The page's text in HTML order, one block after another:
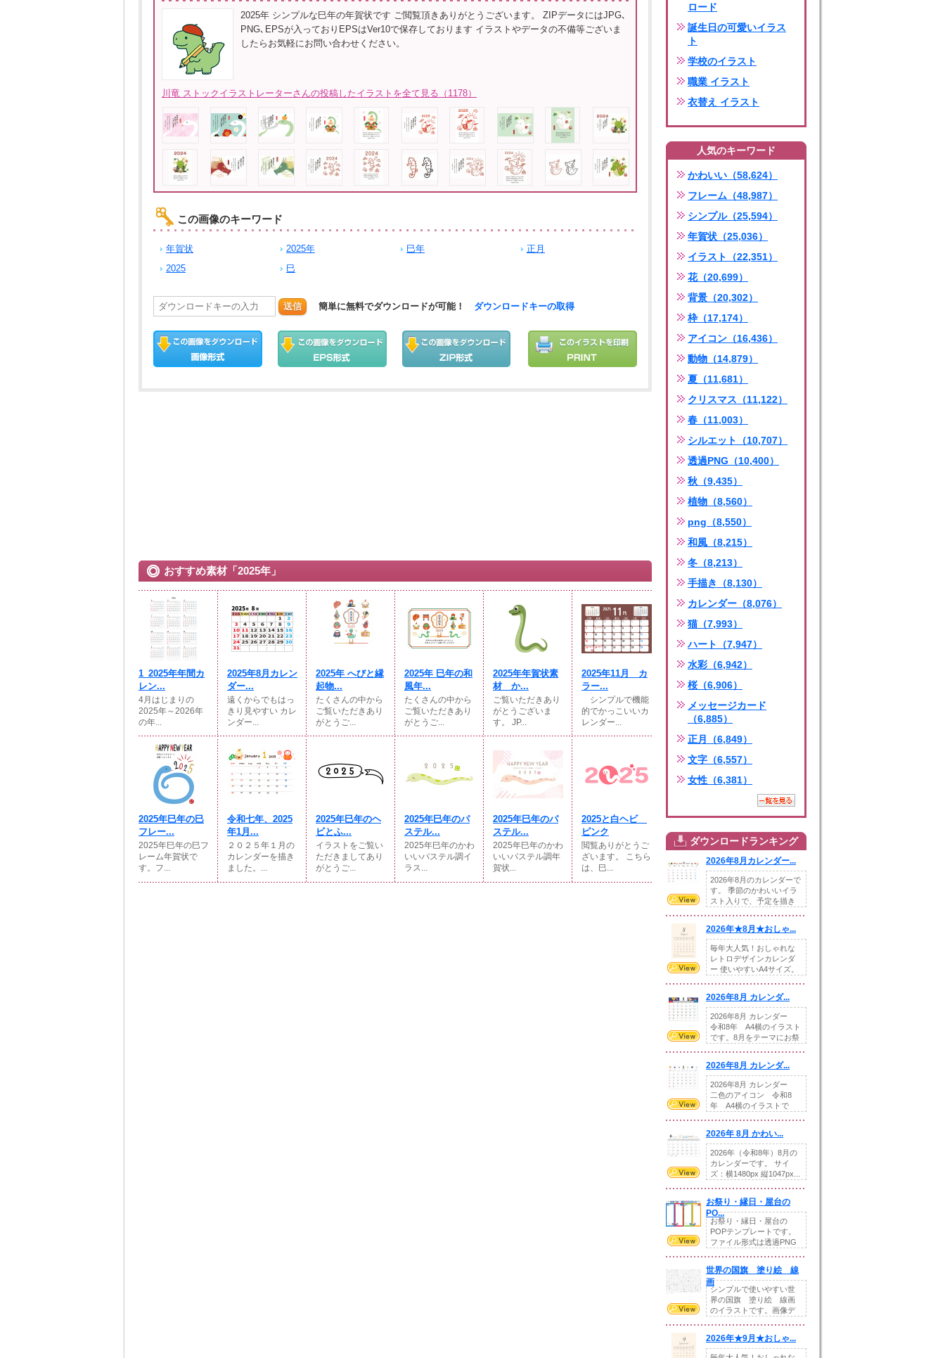
2025年 シンプルな巳年の年賀状です ご閲覧頂きありがとうございます。 ZIPデータにはJPG､
PNG､EPSが入っておりEPSはVer10で保存しております イラストやデータの不備等ございま
したらお気軽にお問い合わせください。
川竜 ストックイラストレーターさんの投稿したイラストを全て見る（1178）
この画像のキーワード
年賀状 2025年 巳年
正月
2025
巳
送信 簡単に無料でダウンロードが可能！ ダウンロードキーの取得
おすすめ素材「2025年」
1_2025年年間カ
レン...
4月はじまりの
2025年～2026年
の年...
2025年8月カレン
ダー...
遠くからでもはっ
きり見やすい カレ
ンダー...
2025年 へびと縁
起物...
たくさんの中から
ご覧いただきあり
がとうご...
2025年 巳年の和
風年...
たくさんの中から
ご覧いただきあり
がとうご...
2025年年賀状素
材 か...
ご覧いただきあり
がとうございま
す。 JP...
2025年11月 カ
ラー...
シンプルで機能
的でかっこいいカ
レンダー...
2025年巳年の巳
フレー...
2025年巳年の巳フ
レーム年賀状で
す。フ...
令和七年、2025
年1月...
２０２５年１月の
カレンダーを描き
ました。...
2025年巳年のヘ
ビとふ...
イラストをご覧い
ただきましてあり
がとうご...
2025年巳年のパ
ステル...
2025年巳年のかわ
いいパステル調イ
ラス...
2025年巳年のパ
ステル...
2025年巳年のかわ
いいパステル調年
賀状...
2025と白ヘビ
ピンク
閲覧ありがとうご
ざいます。 こちら
は、巳...
ロード
誕生日の可愛いイラス
ト
学校のイラスト
職業 イラスト
衣替え イラスト
人気のキーワード
かわいい（58,624）
フレーム（48,987）
シンプル（25,594）
年賀状（25,036）
イラスト（22,351）
花（20,699）
背景（20,302）
枠（17,174）
アイコン（16,436）
動物（14,879）
夏（11,681）
クリスマス（11,122）
春（11,003）
シルエット（10,707）
透過PNG（10,400）
秋（9,435）
植物（8,560）
png（8,550）
和風（8,215）
冬（8,213）
手描き（8,130）
カレンダー（8,076）
猫（7,993）
ハート（7,947）
水彩（6,942）
桜（6,906）
メッセージカード
（6,885）
正月（6,849）
文字（6,557）
女性（6,381）
ダウンロードランキング
2026年8月カレンダー...
2026年8月のカレンダーで
す。 季節のかわいいイラ
スト入りで、予定を描き
2026年★8月★おしゃ...
毎年大人気！おしゃれな
レトロデザインカレンダ
ー 使いやすいA4サイズ。
2026年8月 カレンダ...
2026年8月 カレンダー
令和8年 A4横のイラスト
です。8月をテーマにお祭
2026年8月 カレンダ...
2026年8月 カレンダー
二色のアイコン 令和8
年 A4横のイラストで
2026年 8月 かわい...
2026年（令和8年）8月の
カレンダーです。 サイ
ズ：横1480px 縦1047px...
お祭り・縁日・屋台の
PO...
お祭り・縁日・屋台の
POPテンプレートです。
ファイル形式は透過PNG
世界の国旗 塗り絵 線
画
シンプルで使いやすい世
界の国旗 塗り絵 線画
のイラストです。画像デ
2026年★9月★おしゃ...